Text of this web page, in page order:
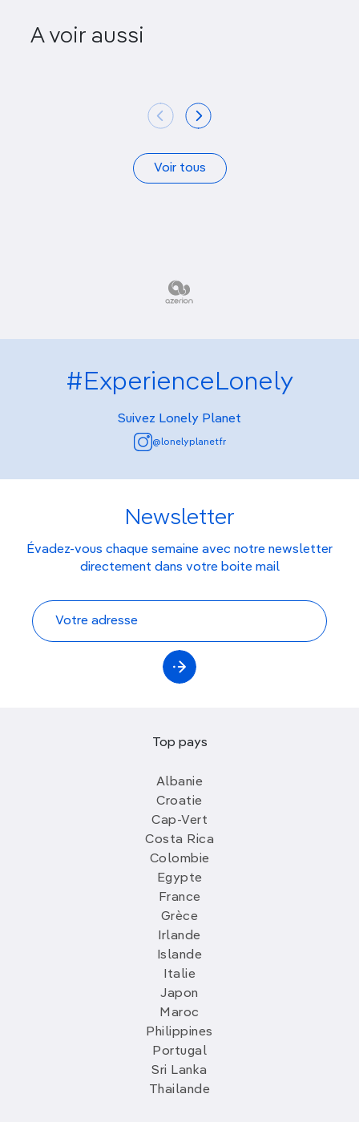
A voir aussi
Mandir de Mukteswar
Voir tous
#ExperienceLonely
Suivez Lonely Planet
@lonelyplanetfr
Newsletter
Évadez-vous chaque semaine avec notre newsletter
directement dans votre boite mail
Top pays
Albanie
Croatie
Cap-Vert
Costa Rica
Colombie
Egypte
France
Grèce
Irlande
Islande
Italie
Japon
Maroc
Philippines
Portugal
Sri Lanka
Thailande